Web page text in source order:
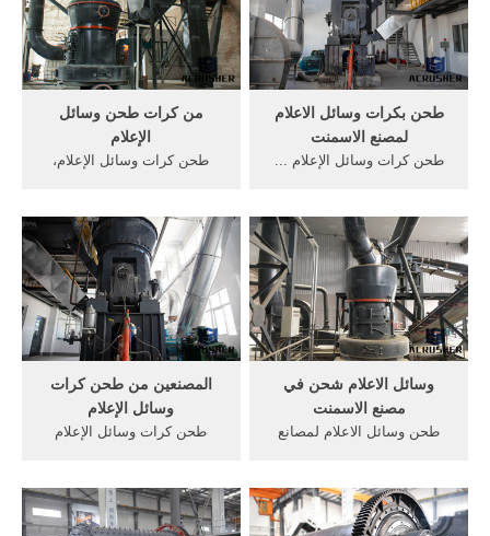
من كرات طحن وسائل
الإعلام
طحن كرات وسائل الإعلام،
لمصنع أسمنت ...
طحن بكرات وسائل الاعلام
لمصنع الاسمنت
طحن كرات وسائل الإعلام ...
الاسمنت وسائل الإعلام .
المصنعين من طحن كرات
وسائل الإعلام
طحن كرات وسائل الإعلام
...
وسائل الاعلام شحن في
مصنع الاسمنت
طحن وسائل الاعلام لمصانع
في مصانع ...